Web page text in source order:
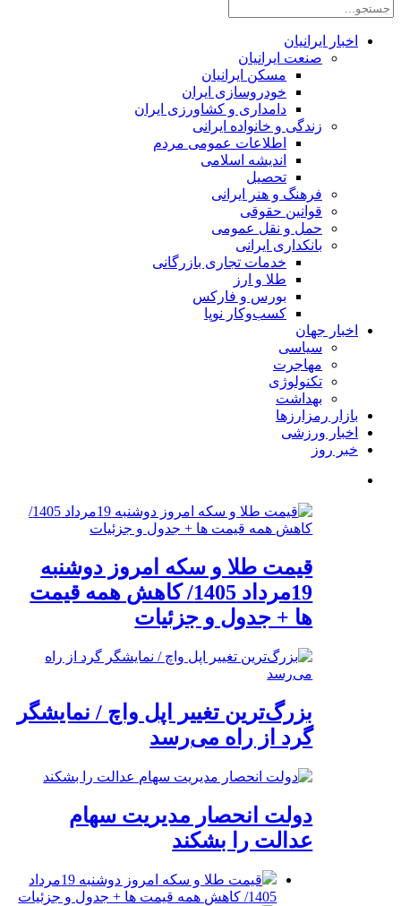
اخبار ایرانیان
صنعت ایرانیان
مسکن ایرانیان
خودروسازی ایران
دامداری و کشاورزی ایران
زندگی و خانواده ایرانی
اطلاعات عمومی مردم
اندیشه اسلامی
تحصیل
فرهنگ و هنر ایرانی
قوانین حقوقی
حمل و نقل عمومی
بانکداری ایرانی
خدمات تجاری بازرگانی
طلا و ارز
بورس و فارکس
کسب‌وکار نوپا
اخبار جهان
سیاسی
مهاجرت
تکنولوژی
بهداشت
بازار رمزارزها
اخبار ورزشی
خبر روز
قیمت طلا و سکه امروز دوشنبه
19مرداد 1405/ کاهش همه قیمت
ها + جدول و جزئیات
بزرگ‌ترین تغییر اپل واچ / نمایشگر
گرد از راه می‌رسد
دولت انحصار مدیریت سهام
عدالت را بشکند
قیمت طلا و سکه امروز دوشنبه 19مرداد
1405/ کاهش همه قیمت ها + جدول و جزئیات